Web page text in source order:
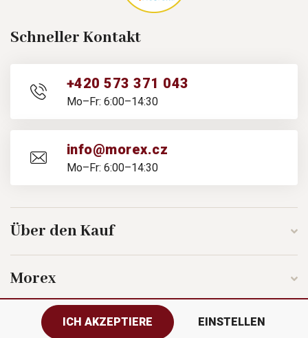
Schneller Kontakt
+420 573 371 043
Mo–Fr: 6:00–14:30
info@morex.cz
Mo–Fr: 6:00–14:30
Über den Kauf
Morex
ICH AKZEPTIERE EINSTELLEN